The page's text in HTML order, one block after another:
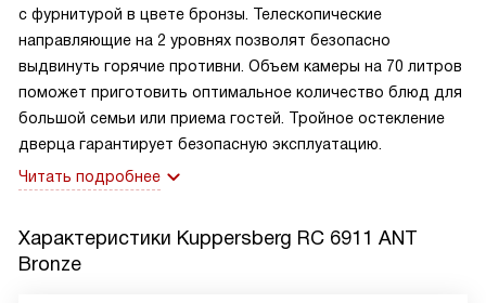
с фурнитурой в цвете бронзы. Телескопические
направляющие на 2 уровнях позволят безопасно
выдвинуть горячие противни. Объем камеры на 70 литров
поможет приготовить оптимальное количество блюд для
большой семьи или приема гостей. Тройное остекление
дверца гарантирует безопасную эксплуатацию.
Читать подробнее
Характеристики Kuppersberg RC 6911 ANT
Bronze